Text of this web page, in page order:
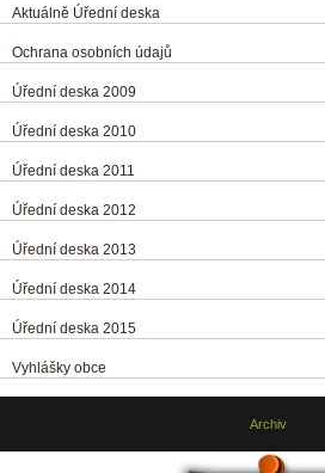
Aktuálně Úřední deska
Ochrana osobních údajů
Úřední deska 2009
Úřední deska 2010
Úřední deska 2011
Úřední deska 2012
Úřední deska 2013
Úřední deska 2014
Úřední deska 2015
Vyhlášky obce
Archiv